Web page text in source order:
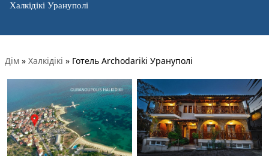
Халкідікі Урануполі
Дім » Халкідікі » Готель Archodariki Урануполі